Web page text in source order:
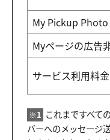
My Pickup Photo
Myページの広告
サービス利用料金
※1 これまですべて
バーへのメッセージ